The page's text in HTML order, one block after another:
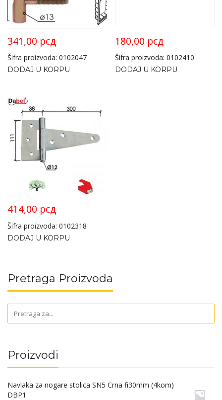
341,00 рсд
Šifra proizvoda: 0102047
DODAJ U KORPU
180,00 рсд
Šifra proizvoda: 0102410
DODAJ U KORPU
414,00 рсд
Šifra proizvoda: 0102318
DODAJ U KORPU
Pretraga Proizvoda
Proizvodi
Navlaka za nogare stolica SN5 Crna fi30mm (4kom)
DBP1